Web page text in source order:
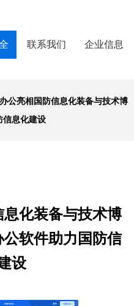
联系我们 企业信息
公亮相国防信息化装备与技术博
信息化建设
化装备与技术博
软件助力国防信
设